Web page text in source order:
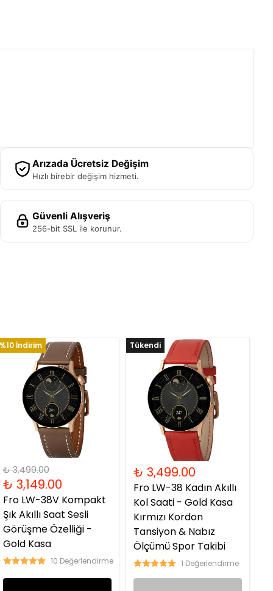
Arızada Ücretsiz Değişim
Hızlı birebir değişim hizmeti.
Güvenli Alışveriş
256-bit SSL ile korunur.
%10 İndirim
₺ 3,499.00
₺ 3,149.00
Fro LW-38V Kompakt
Şık Akıllı Saat Sesli
Görüşme Özelliği -
Gold Kasa
10 Değerlendirme
Tükendi
₺ 3,499.00
Fro LW-38 Kadın Akıllı
Kol Saati - Gold Kasa
Kırmızı Kordon
Tansiyon & Nabız
Ölçümü Spor Takibi
1 Değerlendirme